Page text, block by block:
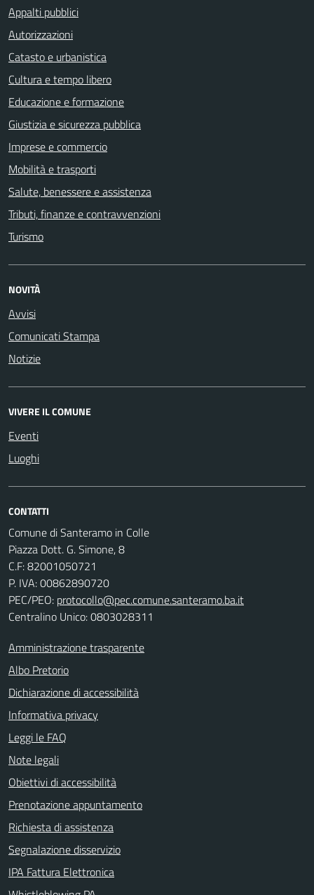
Appalti pubblici
Autorizzazioni
Catasto e urbanistica
Cultura e tempo libero
Educazione e formazione
Giustizia e sicurezza pubblica
Imprese e commercio
Mobilità e trasporti
Salute, benessere e assistenza
Tributi, finanze e contravvenzioni
Turismo
NOVITÀ
Avvisi
Comunicati Stampa
Notizie
VIVERE IL COMUNE
Eventi
Luoghi
CONTATTI
Comune di Santeramo in Colle
Piazza Dott. G. Simone, 8
C.F:82001050721
P. IVA:00862890720
PEC/PEO: protocollo@pec.comune.santeramo.ba.it
Centralino Unico: 0803028311
Amministrazione trasparente
Albo Pretorio
Dichiarazione di accessibilità
Informativa privacy
Leggi le FAQ
Note legali
Obiettivi di accessibilità
Prenotazione appuntamento
Richiesta di assistenza
Segnalazione disservizio
IPA Fattura Elettronica